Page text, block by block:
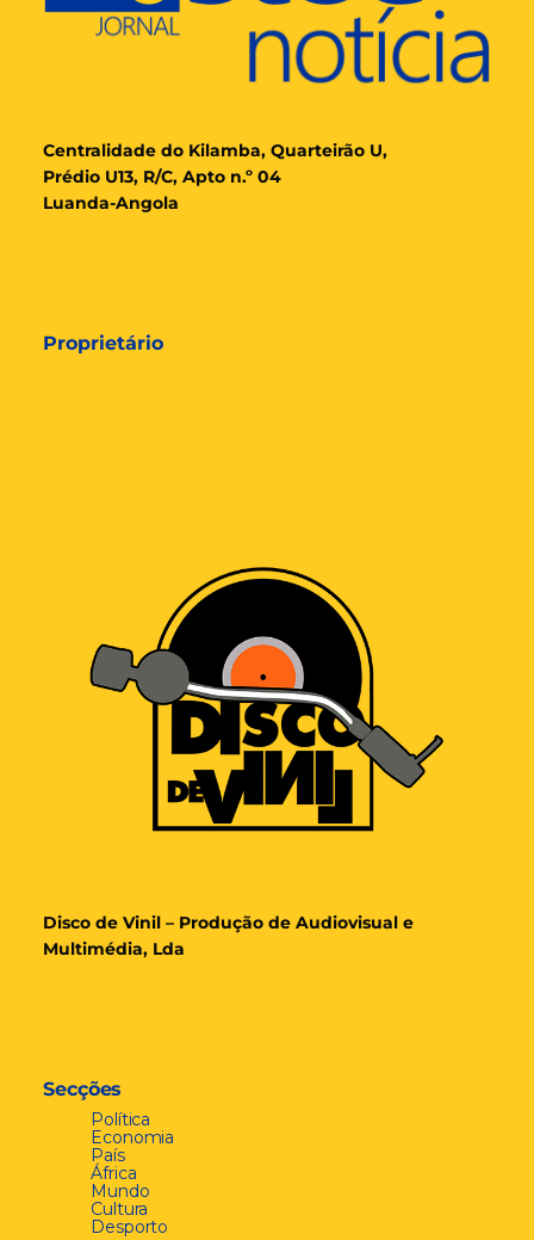
Centralidade do Kilamba, Quarteirão U,
Prédio U13, R/C, Apto n.º 04
Luanda-Angola
Proprietário
Disco de Vinil – Produção de Audiovisual e
Multimédia, Lda
Secções
Política
Economia
País
África
Mundo
Cultura
Desporto